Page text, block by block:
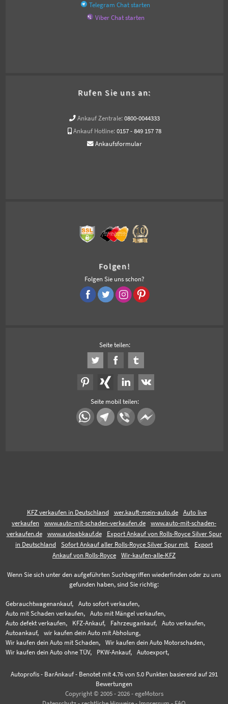
Telegram Chat starten
Viber Chat starten
Rufen Sie uns an:
Ankauf Zentrale: 0800-0044333
Ankauf Hotline: 0157 - 849 157 78
Ankaufsformular
Folgen!
Folgen Sie uns schon?
Seite teilen:
Seite mobil teilen:
KFZ verkaufen in Deutschland wer.kauft-mein-auto.de
Auto live
verkaufen
www.auto-mit-schaden-verkaufen.de
www.auto-mit-schaden-
verkaufen.de
www.autoabkauf.de
Export Ankauf von Rolls-Royce Silver Spur
in Deutschland
Sofort Ankauf aller Rolls-Royce Silver Spur mit
Export
Ankauf von Rolls-Royce
Wir-kaufen-alle-KFZ
Wenn Sie sich unter den aufgeführten Suchbegriffen wiederfinden oder zu uns
gefunden haben, sind Sie richtig:
Gebrauchtwagenankauf,
Auto sofort verkaufen,
Auto mit Schaden verkaufen,
Auto mit Mängel verkaufen,
Auto defekt verkaufen,
KFZ-Ankauf, Fahrzeugankauf,
Auto verkaufen,
Autoankauf,
wir kaufen dein Auto mit Abholung,
Wir kaufen dein Auto mit Schaden,
Wir kaufen dein Auto Motorschaden,
Wir kaufen dein Auto ohne TÜV,
PKW-Ankauf, Autoexport,
Autoprofis - BarAnkauf- Benotet mit 4.76von 5.0 Punkten basierend auf 291
Bewertungen
Copyright © 2005 - 2026 - egeMotors